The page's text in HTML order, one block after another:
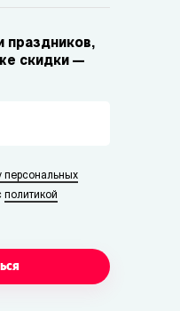
праздников,
скидки —
персональных
политикой